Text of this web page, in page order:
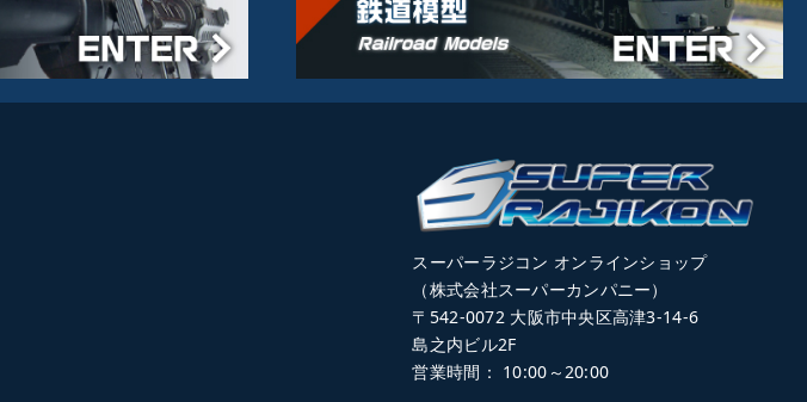
スーパーラジコン オンラインショップ
（株式会社スーパーカンパニー）
〒542-0072 大阪市中央区高津3-14-6
島之内ビル2F
営業時間： 10:00～20:00